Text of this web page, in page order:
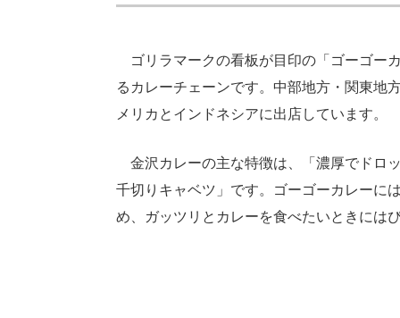
ゴリラマークの看板が目印の「ゴーゴー
るカレーチェーンです。中部地方・関東地
メリカとインドネシアに出店しています。
金沢カレーの主な特徴は、「濃厚でドロ
千切りキャベツ」です。ゴーゴーカレーに
め、ガッツリとカレーを食べたいときには